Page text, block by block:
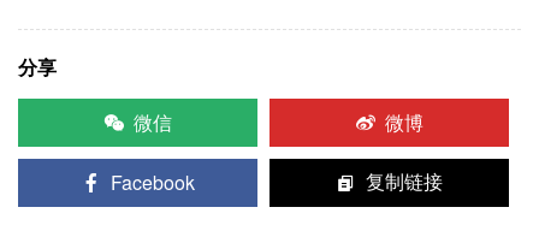
分享
微信
微博
Facebook 复制链接